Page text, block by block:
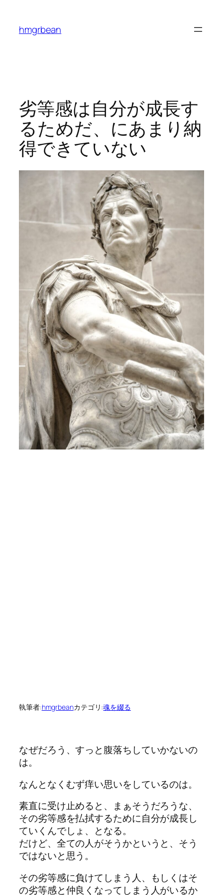
hmgrbean
劣等感は自分が成長す
るためだ、にあまり納
得できていない
執筆者:hmgrbeanカテゴリ:魂を綴る
なぜだろう、すっと腹落ちしていかないの
は。
なんとなくむず痒い思いをしているのは。
素直に受け止めると、まぁそうだろうな、
その劣等感を払拭するために自分が成長し
ていくんでしょ、となる。
だけど、全ての人がそうかというと、そう
ではないと思う。
その劣等感に負けてしまう人、もしくはそ
の劣等感と仲良くなってしまう人がいるか